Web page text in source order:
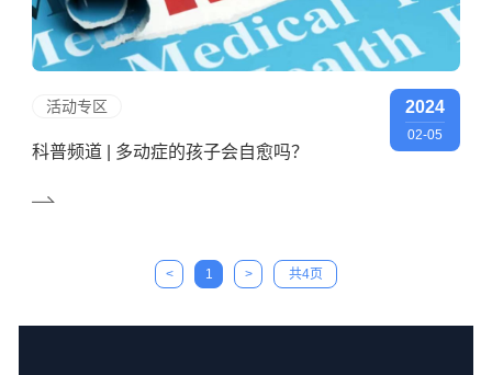
活动专区
科普频道 | 多动症的孩子会自愈吗？
2024
02-05
< 1 > 共4页